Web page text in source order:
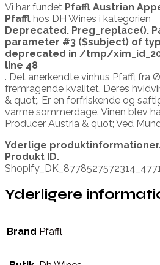
Vi har fundet Pfaffl Austrian
Pfaffl hos DH Wines i kategorien
Deprecated. Preg_replace().
parameter #3 ($subject) of
deprecated in /tmp/
line 48
. Det anerkendte vinhus Pfaffl fra
fremragende kvalitet. Deres
& quot;. Er en forfriskende og
varme sommerdage. Vinen blev
Producer Austria & quot; Ved
Yderlige
Produkt ID.
Yderligere
Brand Pfaffl